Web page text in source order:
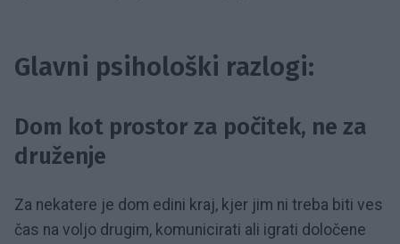
Glavni psihološki razlogi:
Dom kot prostor za počitek, ne za
druženje
Za nekatere je dom edini kraj, kjer jim ni treba biti ves
čas na voljo drugim, komunicirati ali igrati določene